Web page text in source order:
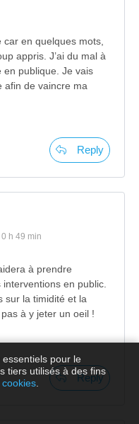
en quelques mots,
appris. J’ai du mal à
en publique. Je vais
afin de vaincre ma
Reply
h 49 min
à prendre
en public.
sur la timidité et la
à y jeter un oeil !
Reply
pour le
tiers utilisés à des fins